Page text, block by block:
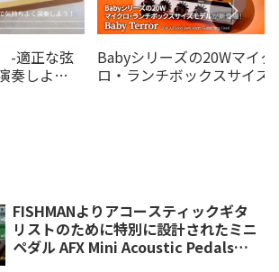
-適正な弦
奏しよ
Babyシリーズの20Wマイク
ロ・ランチボックスサイズ
FISHMANよりアコースティックギタ
リストのために特別に設計されたミニ
ペダル AFX Mini Acoustic Pedalsシ